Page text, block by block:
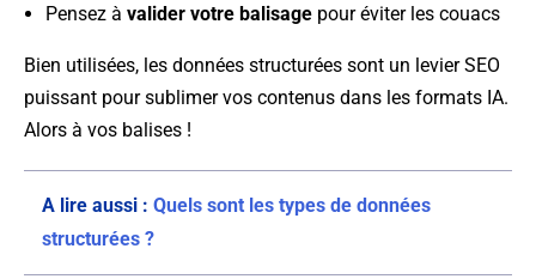
Pensez àvalider votre balisage pour éviter les couacs
Bien utilisées, les données structurées sont un levier SEO
puissant pour sublimer vos contenus dans les formats IA.
Alors à vos balises !
A lire aussi : Quels sont les types de données
structurées ?